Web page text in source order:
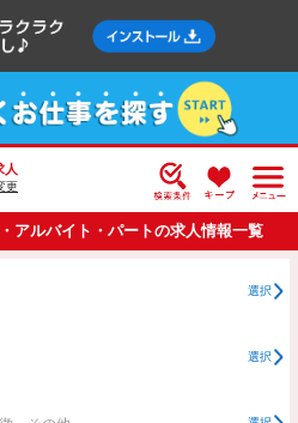
人
更
アルバイト・パートの求人情報一覧
選択
選択